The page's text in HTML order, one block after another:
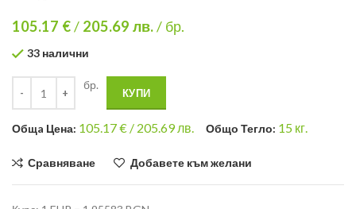
105.17 €/ 205.69 лв./ бр.
33 налични
бр.
КУПИ
Общa Цена: 105.17€ / 205.69 лв. Общо Тегло: 15 кг.
Сравняване Добавете към желани